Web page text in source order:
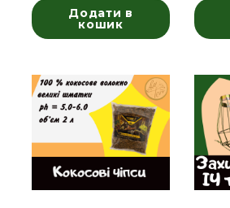
Додати в
кошик